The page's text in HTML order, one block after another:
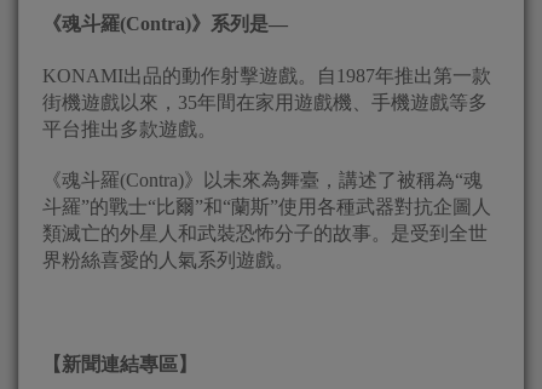
《魂斗羅(Contra)》系列是—
KONAMI出品的動作射擊遊戲。自1987年推出第一款
街機遊戲以來，35年間在家用遊戲機、手機遊戲等多
平台推出多款遊戲。
《魂斗羅(Contra)》以未來為舞臺，講述了被稱為“魂
斗羅”的戰士“比爾”和“蘭斯”使用各種武器對抗企圖人
類滅亡的外星人和武裝恐怖分子的故事。是受到全世
界粉絲喜愛的人氣系列遊戲。
【新聞連結專區】